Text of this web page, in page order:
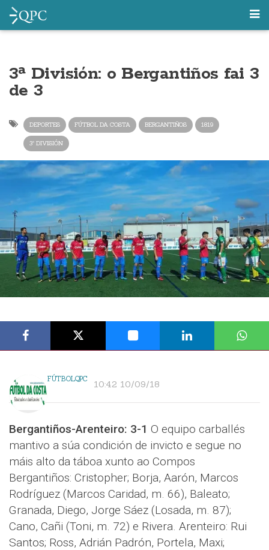
3ª División: o Bergantiños fai 3
de 3
DEPORTES FÚTBOL DA COSTA BERGANTIÑOS 1819
3ª DIVISIÓN
FÚTBOLQPC 10:42 10/09/18
Bergantiños-Arenteiro: 3-1 O equipo carballés
mantivo a súa condición de invicto e segue no
máis alto da táboa xunto ao Compos
Bergantiños: Cristopher; Borja, Aarón, Marcos
Rodríguez (Marcos Caridad, m. 66), Baleato;
Granada, Diego, Jorge Sáez (Losada, m. 87);
Cano, Cañi (Toni, m. 72) e Rivera. Arenteiro: Rui
Santos; Ross, Adrián Padrón, Portela, Maxi;